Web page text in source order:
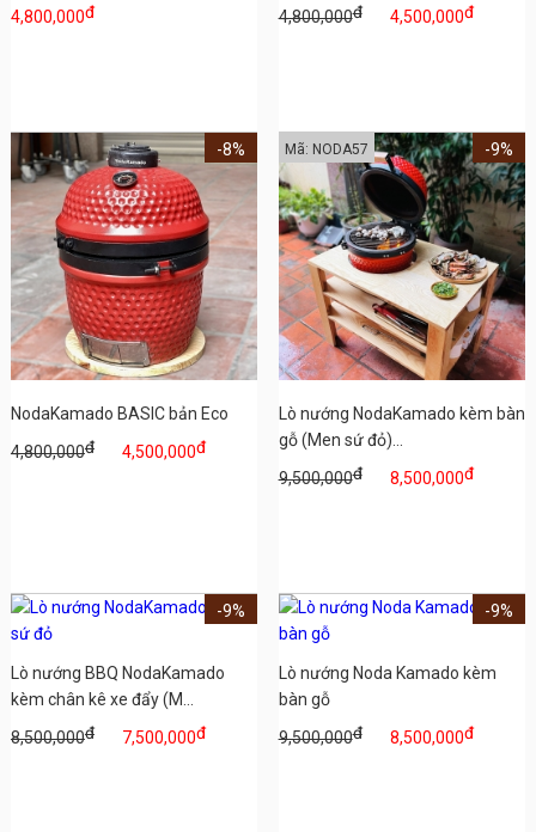
4,800,000đ
4,800,000đ 4,500,000đ
NodaKamado BASIC bản Eco
4,800,000đ 4,500,000đ
-8%
Lò nướng NodaKamado kèm bàn
gỗ (Men sứ đỏ)...
9,500,000đ 8,500,000đ
-9%
Mã: NODA57
Lò nướng BBQ NodaKamado
kèm chân kê xe đẩy (M...
8,500,000đ 7,500,000đ
-9%
Lò nướng Noda Kamado kèm
bàn gỗ
9,500,000đ 8,500,000đ
-9%